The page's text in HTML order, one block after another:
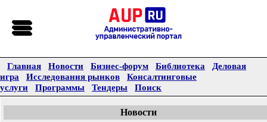
Главная Новости Бизнес-форум Библиотека
Деловая
игра
Исследования рынков
Консалтинговые
услуги
Программы Тендеры Поиск
Новости